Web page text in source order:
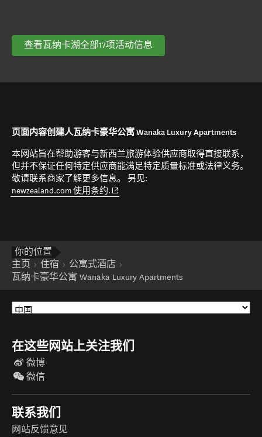
查看瓦纳卡湖全部17项活动信息
页面内容创建人瓦纳卡豪华公寓 Wanaka Luxury Apartments
本网站旨在帮助游客与新西兰旅游体验供应商取得直接联系，
但并不保证任何特定供应商能满足特定质量标准或法律义务。
敬请联系商家了解更多信息。 另见:
newzealand.com 使用条约. (opens in new window)
你的位置
主页
住宿
公寓式酒店
瓦纳卡豪华公寓 Wanaka Luxury Apartments
在这些网站上关注我们
微博
微信
联系我们
网站反馈意见